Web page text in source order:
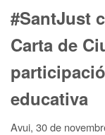
#SantJust
Carta de
educativa
Avui, 30 de